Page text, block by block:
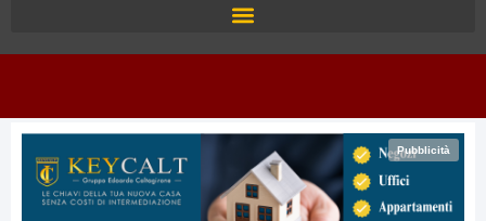
Pubblicità